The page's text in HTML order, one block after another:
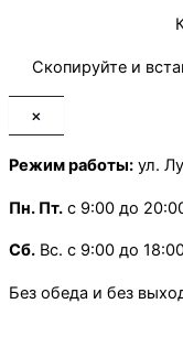
Скопируйте и
×
Режим работы: ул.
Пн. Пт. с 9:00 до
Сб. Вс. с 9:00 до
Без обеда и без